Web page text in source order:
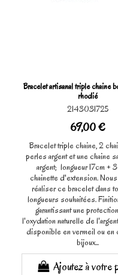
Bracelet artisanal triple chaine
rhodié
2143031725
69,00 €
Bracelet triple chaine, 2
perles argent et une chaine
argent; longueur 17cm +
chainette d'extension.
réaliser ce bracelet dans
longueurs souhaitées.
garantissant une
l'oxydation naturelle de
disponible en vermeil ou en
bijoux...
Ajoutez à votre